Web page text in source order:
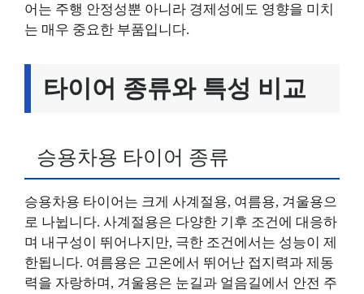
어는 주행 안정성뿐 아니라 경제성에도 영향을 미치
는 매우 중요한 부품입니다.
타이어 종류와 특성 비교
승용차용 타이어 종류
승용차용 타이어는 크게 사계절용, 여름용, 겨울용으
로 나뉩니다. 사계절용은 다양한 기후 조건에 대응하
며 내구성이 뛰어나지만, 극한 조건에서는 성능이 제
한됩니다. 여름용은 고온에서 뛰어난 접지력과 제동
력을 자랑하며, 겨울용은 눈길과 얼음길에서 안전 주